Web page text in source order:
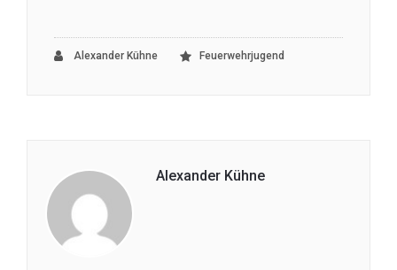
Alexander Kühne Feuerwehrjugend
Alexander Kühne